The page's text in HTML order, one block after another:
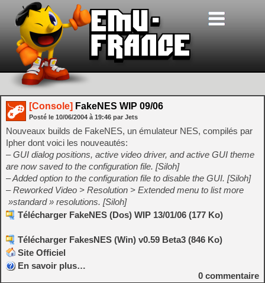
[Console] FakeNES WIP 09/06
Posté le 10/06/2004 à 19:46 par Jets
Nouveaux builds de FakeNES, un émulateur NES, compilés par
Ipher dont voici les nouveautés:
– GUI dialog positions, active video driver, and active GUI theme
are now saved to the configuration file. [Siloh]
– Added option to the configuration file to disable the GUI. [Siloh]
– Reworked Video > Resolution > Extended menu to list more
»standard » resolutions. [Siloh]
Télécharger FakeNES (Dos) WIP 13/01/06 (177 Ko)
Télécharger FakesNES (Win) v0.59 Beta3 (846 Ko)
Site Officiel
En savoir plus…
0 commentaire